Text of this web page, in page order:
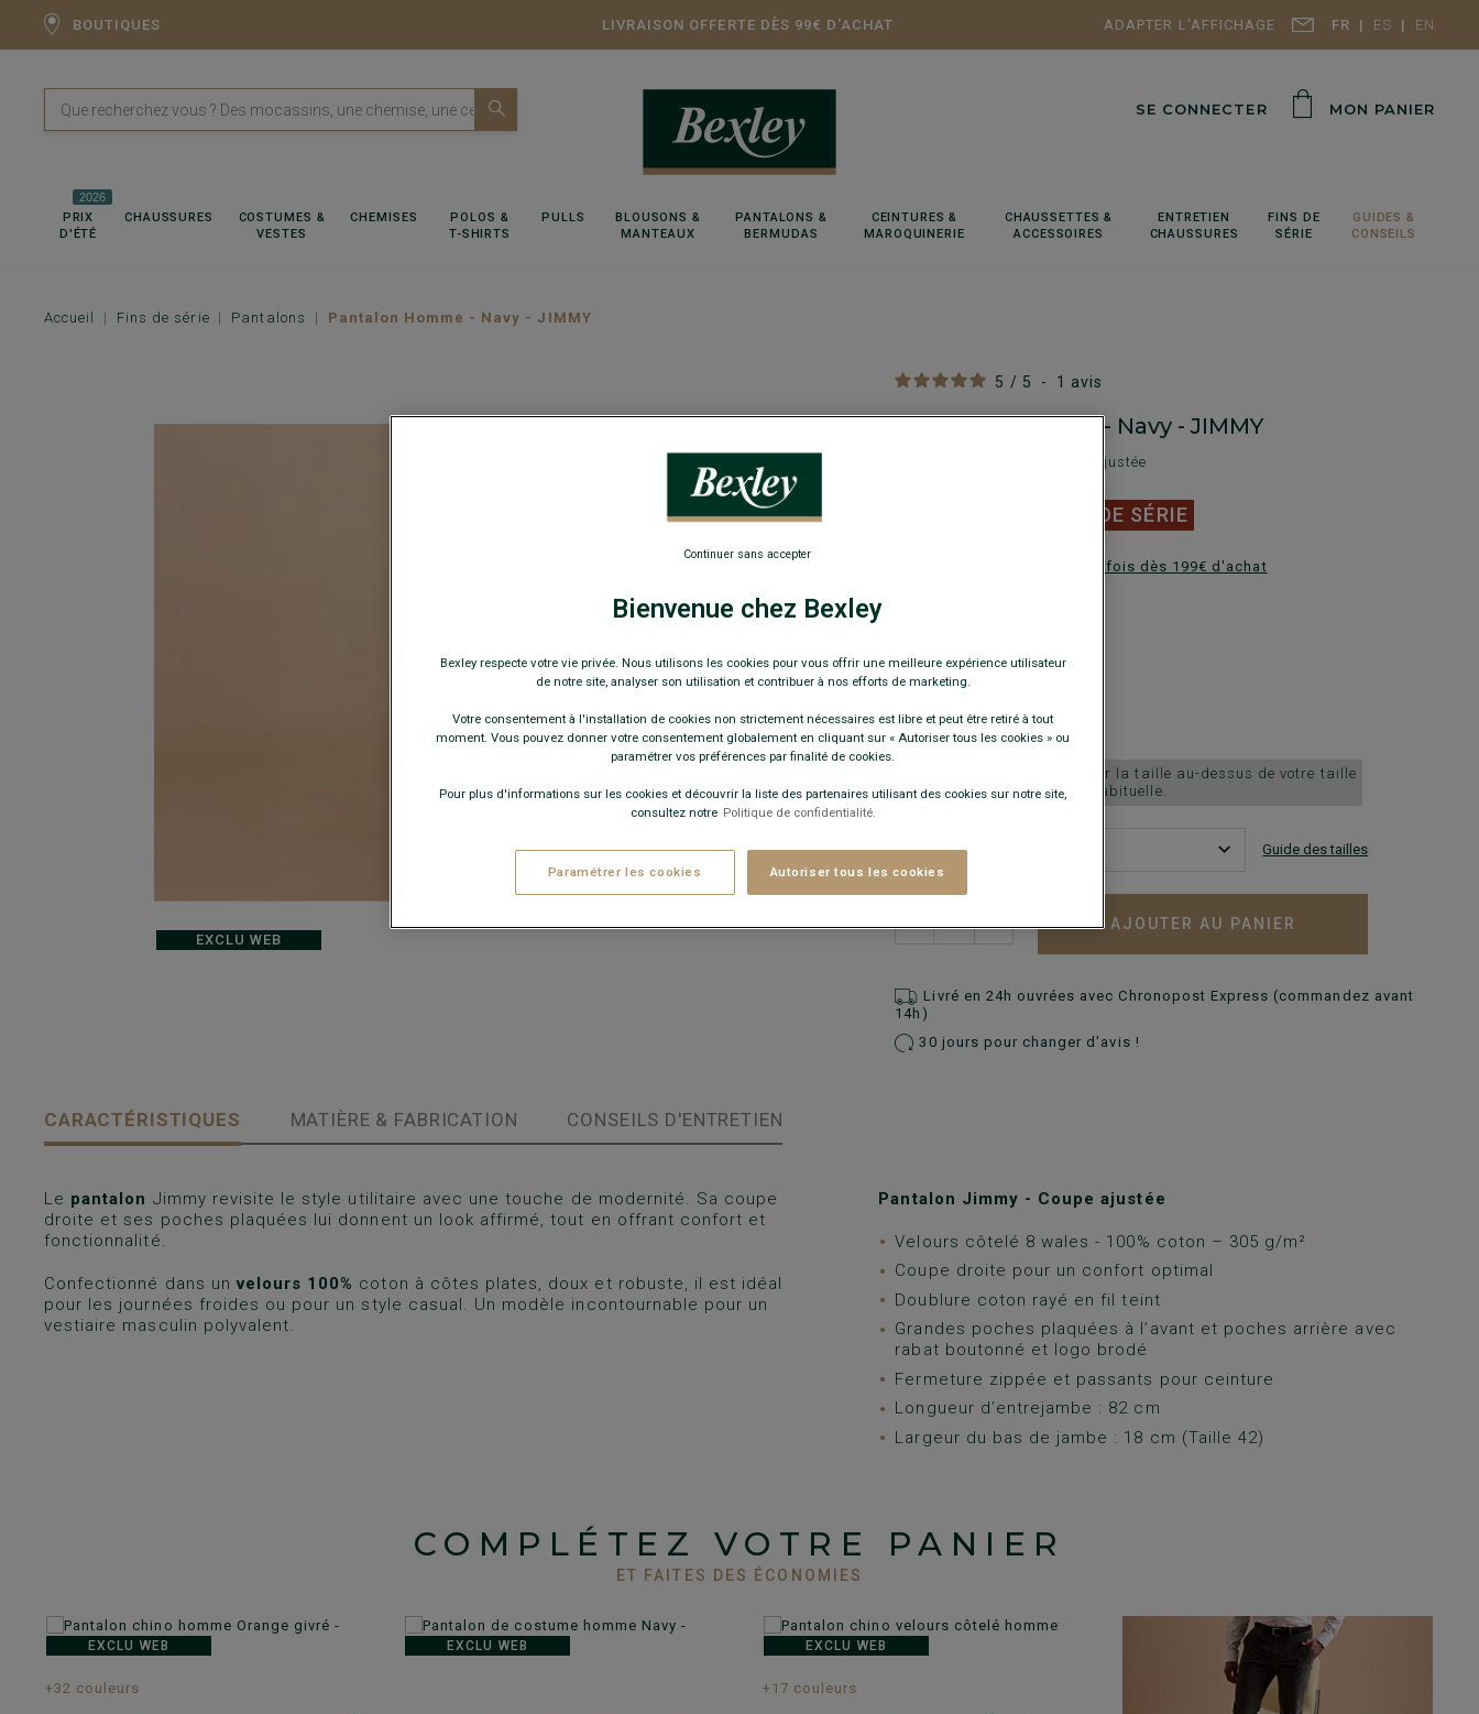
FR ES EN
BOUTIQUES LIVRAISON OFFERTE DÈS 99€ D'ACHAT ADAPTER L'AFFICHAGE
SE CONNECTER MON PANIER
PRIX
D'ÉTÉ
2026
CHAUSSURES
COSTUMES &
VESTES
CHEMISES
POLOS &
T-SHIRTS
PULLS
BLOUSONS &
MANTEAUX
PANTALONS &
BERMUDAS
CEINTURES &
MAROQUINERIE
CHAUSSETTES &
ACCESSOIRES
ENTRETIEN
CHAUSSURES
FINS DE
SÉRIE
GUIDES &
CONSEILS
Accueil Fins de série Pantalons Pantalon Homme - Navy - JIMMY
5 / 5 - 1 avis
Pantalon Homme - Navy - JIMMY
Style Fatigue Pant - Coupe ajustée
FINS DE SÉRIE
Payez en plusieurs fois dès 199€ d'achat
Ce modèle taille petit, choisir la taille au-dessus de votre taille
habituelle.
Guide des tailles
− + AJOUTER AU PANIER
Livré en 24h ouvrées avec Chronopost Express (commandez avant
14h)
30 jours pour changer d'avis !
EXCLU WEB
CARACTÉRISTIQUES MATIÈRE & FABRICATION CONSEILS D'ENTRETIEN
Le pantalon Jimmy revisite le style utilitaire avec une touche de modernité. Sa coupe
droite et ses poches plaquées lui donnent un look affirmé, tout en offrant confort et
fonctionnalité.
Confectionné dans un velours 100% coton à côtes plates, doux et robuste, il est idéal
pour les journées froides ou pour un style casual. Un modèle incontournable pour un
vestiaire masculin polyvalent.
Pantalon Jimmy - Coupe ajustée
Velours côtelé 8 wales - 100% coton – 305 g/m²
Coupe droite pour un confort optimal
Doublure coton rayé en fil teint
Grandes poches plaquées à l’avant et poches arrière avec
rabat boutonné et logo brodé
Fermeture zippée et passants pour ceinture
Longueur d’entrejambe : 82 cm
Largeur du bas de jambe : 18 cm (Taille 42)
COMPLÉTEZ VOTRE PANIER
ET FAITES DES ÉCONOMIES
EXCLU WEB
+32 couleurs
EXCLU WEB EXCLU WEB
+17 couleurs
Bienvenue chez Bexley
Bexley respecte votre vie privée. Nous utilisons les cookies pour vous offrir une meilleure expérience utilisateur
de notre site, analyser son utilisation et contribuer à nos efforts de marketing.
Votre consentement à l'installation de cookies non strictement nécessaires est libre et peut être retiré à tout
moment. Vous pouvez donner votre consentement globalement en cliquant sur « Autoriser tous les cookies » ou
paramétrer vos préférences par finalité de cookies.
Pour plus d'informations sur les cookies et découvrir la liste des partenaires utilisant des cookies sur notre site,
consultez notre Politique de confidentialité.
Paramétrer les cookies Autoriser tous les cookies
Continuer sans accepter